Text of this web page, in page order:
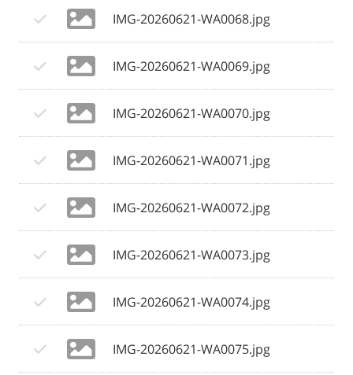
IMG-20260621-WA0068.jpg
IMG-20260621-WA0069.jpg
IMG-20260621-WA0070.jpg
IMG-20260621-WA0071.jpg
IMG-20260621-WA0072.jpg
IMG-20260621-WA0073.jpg
IMG-20260621-WA0074.jpg
IMG-20260621-WA0075.jpg